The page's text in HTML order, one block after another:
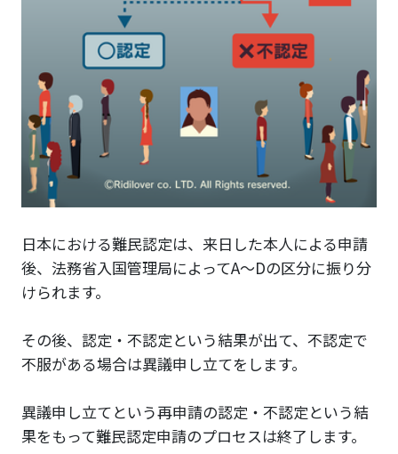
日本における難民認定は、来日した本人による申請
後、法務省入国管理局によってA〜Dの区分に振り分
けられます。
その後、認定・不認定という結果が出て、不認定で
不服がある場合は異議申し立てをします。
異議申し立てという再申請の認定・不認定という結
果をもって難民認定申請のプロセスは終了します。